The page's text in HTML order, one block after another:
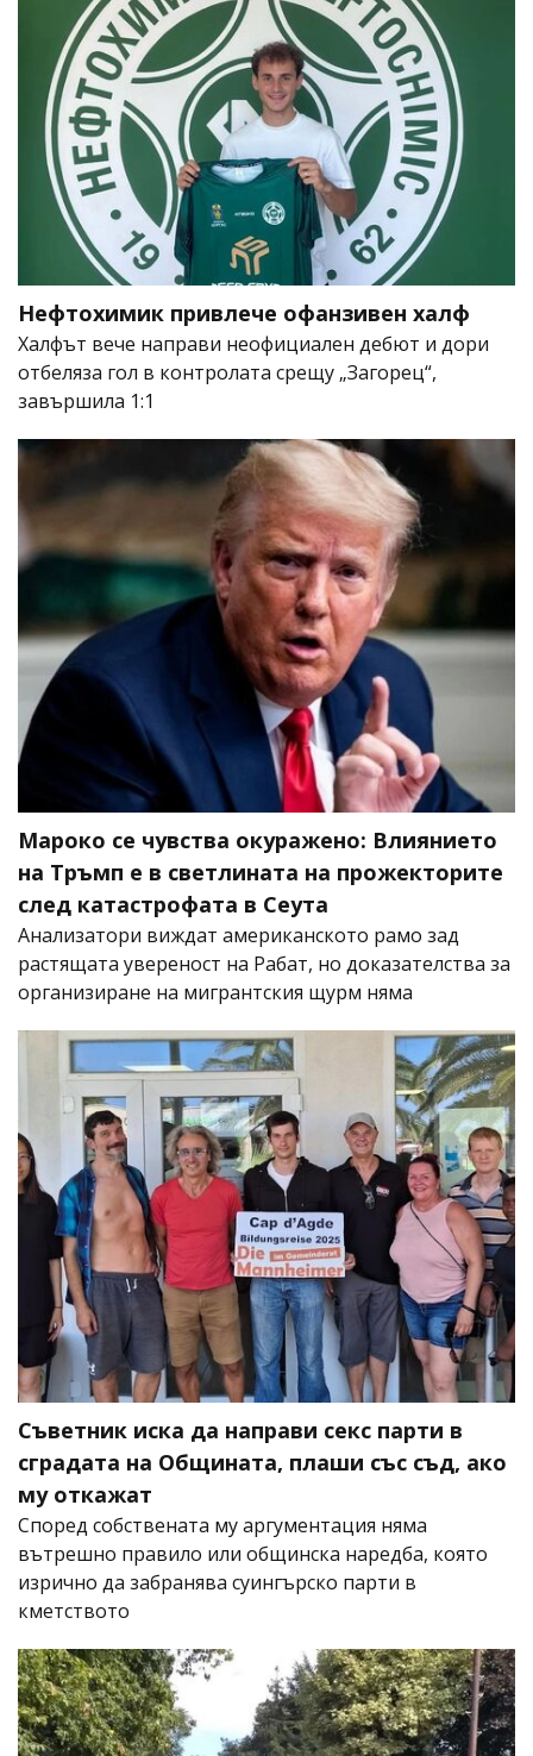
Нефтохимик привлече офанзивен халф
Халфът вече направи неофициален дебют и дори
отбеляза гол в контролата срещу „Загорец“,
завършила 1:1
Мароко се чувства окуражено: Влиянието
на Тръмп е в светлината на прожекторите
след катастрофата в Сеута
Анализатори виждат американското рамо зад
растящата увереност на Рабат, но доказателства за
организиране на мигрантския щурм няма
Съветник иска да направи секс парти в
сградата на Общината, плаши със съд, ако
му откажат
Според собствената му аргументация няма
вътрешно правило или общинска наредба, която
изрично да забранява суингърско парти в
кметството